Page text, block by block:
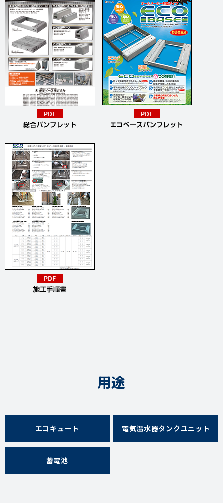
角型
タイ
プ
E700S
E700-1
ﾌﾞﾛｯ
ｸ
2本
付属
品
1セッ
ト
E500S
E500-1
ESC500
ESC450
ﾌﾞﾛｯ
2本
用途
エコキュート 電気温水器タンクユニット
蓄電池